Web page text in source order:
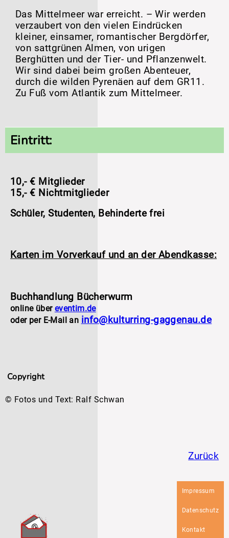
Das Mittelmeer war erreicht. – Wir werden
verzaubert von den vielen Eindrücken
kleiner, einsamer, romantischer Bergdörfer,
von sattgrünen Almen, von urigen
Berghütten und der Tier- und Pflanzenwelt.
Wir sind dabei beim großen Abenteuer,
durch die wilden Pyrenäen auf dem GR11.
Zu Fuß vom Atlantik zum Mittelmeer.
Eintritt:
10,- € Mitglieder
15,- € Nichtmitglieder
Schüler, Studenten, Behinderte frei
Karten im Vorverkauf und an der Abendkasse:
Buchhandlung Bücherwurm
online über eventim.de
oder per E-Mail an info@kulturring-gaggenau.de
Copyright
© Fotos und Text: Ralf Schwan
Zurück
Impressum
Datenschutz
Kontakt